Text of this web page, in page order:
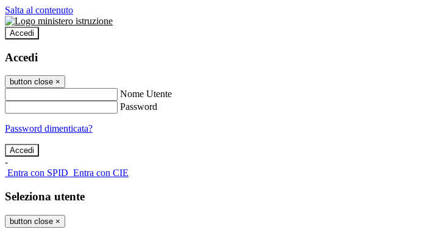
Salta al contenuto
Accedi
Accedi
button close ×
Nome Utente
Password
Password dimenticata?
-
Entra con SPID Entra con CIE
Seleziona utente
button close ×